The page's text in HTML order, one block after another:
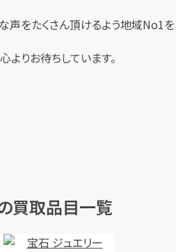
声をたくさん頂けるよう地域No1を
よりお待ちしています。
買取品目一覧